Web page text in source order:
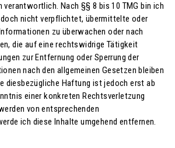
verantwortlich. Nach §§ 8 bis 10 TMG bin ich
nicht verpflichtet, übermittelte oder
zu überwachen oder nach
die auf eine rechtswidrige Tätigkeit
zur Entfernung oder Sperrung der
nach den allgemeinen Gesetzen bleiben
diesbezügliche Haftung ist jedoch erst ab
einer konkreten Rechtsverletzung
von entsprechenden
ich diese Inhalte umgehend entfernen.